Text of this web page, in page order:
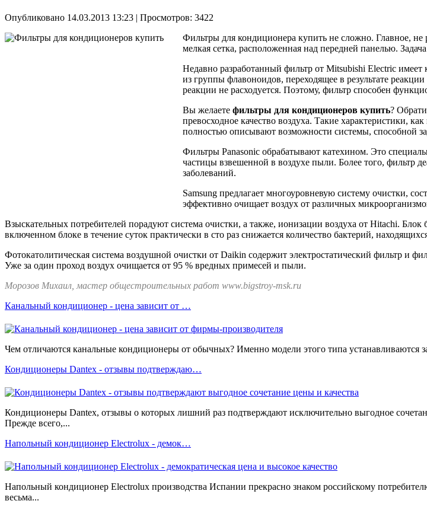
Опубликовано 14.03.2013 13:23 | Просмотров: 3422
Фильтры для кондиционера купить не сложно. Главное, не
мелкая сетка, расположенная над передней панелью.
Недавно разработанный фильтр от Mitsubishi Electric
из группы флавоноидов, переходящее в результате
реакции не расходуется. Поэтому, фильтр способен
Вы желаете фильтры для кондиционеров купить?
превосходное качество воздуха. Такие характеристики,
полностью описывают возможности системы, способной
Фильтры Panasonic обрабатывают катехином. Это
частицы взвешенной в воздухе пыли. Более того, фильтр
заболеваний.
Samsung предлагает многоуровневую систему очистки,
эффективно очищает воздух от различных
Взыскательных потребителей порадуют система очистки, а также, ионизации воздуха от Hitachi.
включенном блоке в течение суток практически в сто раз снижается количество бактерий,
Фотокатолитическая система воздушной очистки от Daikin содержит электростатический фильтр и
Уже за один проход воздух очищается от 95 % вредных примесей и пыли.
Морозов Михаил, мастер общестроительных работ www.bigstroy-msk.ru
Канальный кондиционер - цена зависит от …
Чем отличаются канальные кондиционеры от обычных? Именно модели этого типа
Кондиционеры Dantex - отзывы подтверждаю…
Кондиционеры Dantex, отзывы о которых лишний раз подтверждают исключительно выгодное
Прежде всего,...
Напольный кондиционер Еlectrolux - демок…
Напольный кондиционер Еlectrolux производства Испании прекрасно знаком российскому
весьма...